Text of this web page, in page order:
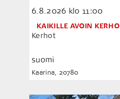
6.8.2026 klo 11:00
KAIKILLE AVOIN KERHO
Kerhot
suomi
Kaarina, 20780